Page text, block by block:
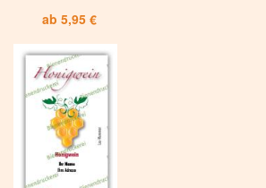
ab 5,95 €